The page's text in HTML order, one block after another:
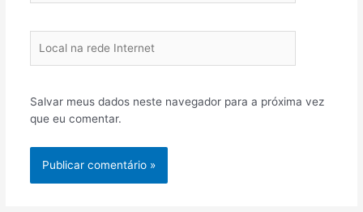
na
Salvar meus dados neste navegador para a próxima vez
que eu comentar.